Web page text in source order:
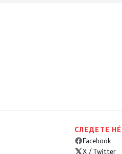
СЛЕДЕТЕ НÉ
Facebook
X / Twitter